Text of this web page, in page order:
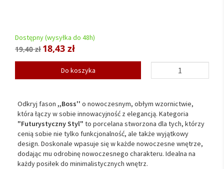
Dostępny (wysyłka do 48h)
19,40 zł 18,43 zł
Do koszyka
Odkryj fason ,,Boss'' o nowoczesnym, obłym wzornictwie,
która łączy w sobie innowacyjność z elegancją. Kategoria
"Futurystyczny Styl" to porcelana stworzona dla tych, którzy
cenią sobie nie tylko funkcjonalność, ale także wyjątkowy
design. Doskonale wpasuje się w każde nowoczesne wnętrze,
dodając mu odrobinę nowoczesnego charakteru. Idealna na
każdy posiłek do minimalistycznych wnętrz.